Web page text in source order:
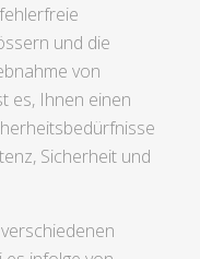
und die
von
es, Ihnen einen
Sicherheit und